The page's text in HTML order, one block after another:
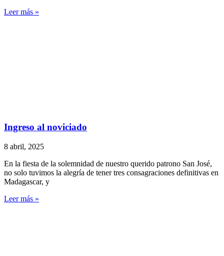
Leer más »
Ingreso al noviciado
8 abril, 2025
En la fiesta de la solemnidad de nuestro querido patrono San José,
no solo tuvimos la alegría de tener tres consagraciones definitivas en
Madagascar, y
Leer más »